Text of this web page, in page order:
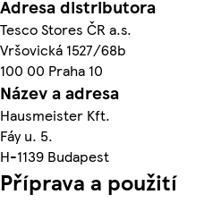
Adresa distributora
Tesco Stores ČR a.s.
Vršovická 1527/68b
100 00 Praha 10
Název a adresa
Hausmeister Kft.
Fáy u. 5.
H-1139 Budapest
Příprava a použití